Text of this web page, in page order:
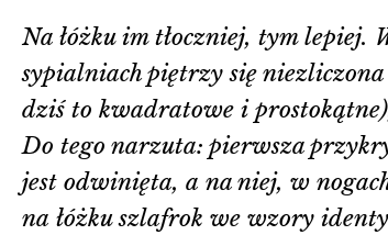
Na łóżku im tłoczniej, tym lepiej.
sypialniach piętrzy się
dziś to kwadratowe i
Do tego narzuta: pierwsza
jest odwinięta, a na niej, w
na łóżku szlafrok we wzory